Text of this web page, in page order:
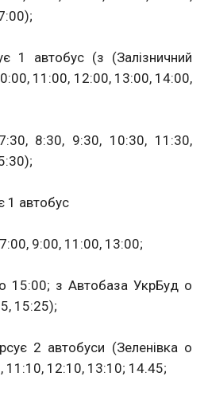
1 автобус (з (Залізничний
11:00, 12:00, 13:00, 14:00,
8:30, 9:30, 10:30, 11:30,
1 автобус
9:00, 11:00, 13:00;
15:00; з Автобаза УкрБуд о
15:25);
2 автобуси (Зеленівка о
11:10, 12:10, 13:10; 14.45;